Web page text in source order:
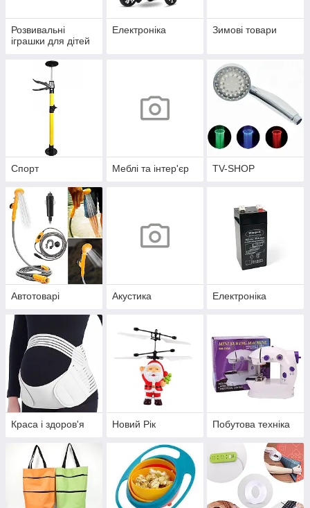
Розвивальні
іграшки для дітей
Електроніка Зимові товари
Спорт Меблі та інтер'єр TV-SHOP
Автотоварі Акустика Електроніка
Краса і здоров'я Новий Рік Побутова техніка